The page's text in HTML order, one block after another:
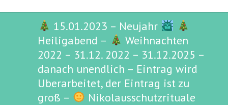
15.01.2023 – Neujahr
Heiligabend –
Weihnachten
2022 – 31.12. 2022 – 31.12.2025 –
danach unendlich – Eintrag wird
Uberarbeitet, der Eintrag ist zu
groß –
Nikolausschutzrituale